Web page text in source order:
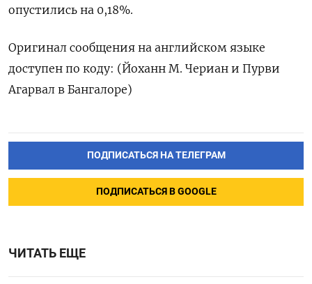
опустились на 0,18%.
Оригинал сообщения на английском языке
доступен по коду: (Йоханн М. Чериан и Пурви
Агарвал в Бангалоре)
ПОДПИСАТЬСЯ НА ТЕЛЕГРАМ
ПОДПИСАТЬСЯ В GOOGLE
ЧИТАТЬ ЕЩЕ